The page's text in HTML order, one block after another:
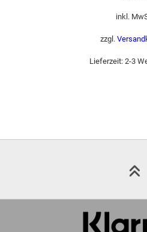
inkl.
zzgl.
Lieferzeit: 2-3